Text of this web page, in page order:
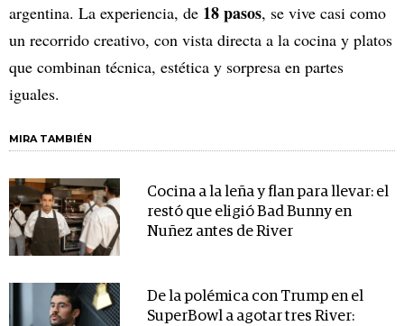
argentina. La experiencia, de 18 pasos, se vive casi como
un recorrido creativo, con vista directa a la cocina y platos
que combinan técnica, estética y sorpresa en partes
iguales.
MIRA TAMBIÉN
Cocina a la leña y flan para llevar: el
restó que eligió Bad Bunny en
Nuñez antes de River
De la polémica con Trump en el
SuperBowl a agotar tres River: